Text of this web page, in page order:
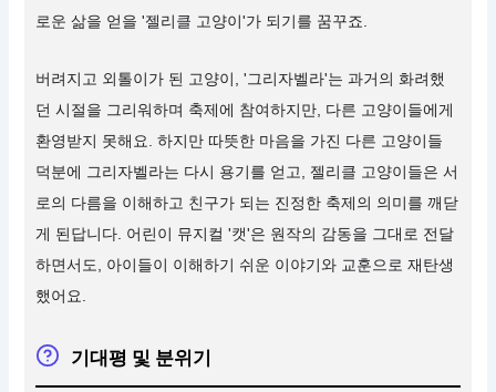
로운 삶을 얻을 '젤리클 고양이'가 되기를 꿈꾸죠.
버려지고 외톨이가 된 고양이, '그리자벨라'는 과거의 화려했
던 시절을 그리워하며 축제에 참여하지만, 다른 고양이들에게
환영받지 못해요. 하지만 따뜻한 마음을 가진 다른 고양이들
덕분에 그리자벨라는 다시 용기를 얻고, 젤리클 고양이들은 서
로의 다름을 이해하고 친구가 되는 진정한 축제의 의미를 깨닫
게 된답니다. 어린이 뮤지컬 '캣'은 원작의 감동을 그대로 전달
하면서도, 아이들이 이해하기 쉬운 이야기와 교훈으로 재탄생
했어요.
기대평 및 분위기